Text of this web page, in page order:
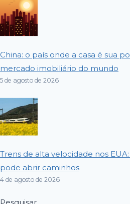
China: o país onde a casa é sua
mercado imobiliário do mundo
5 de agosto de 2026
Trens de alta velocidade nos
pode abrir caminhos
4 de agosto de 2026
Pesquisar